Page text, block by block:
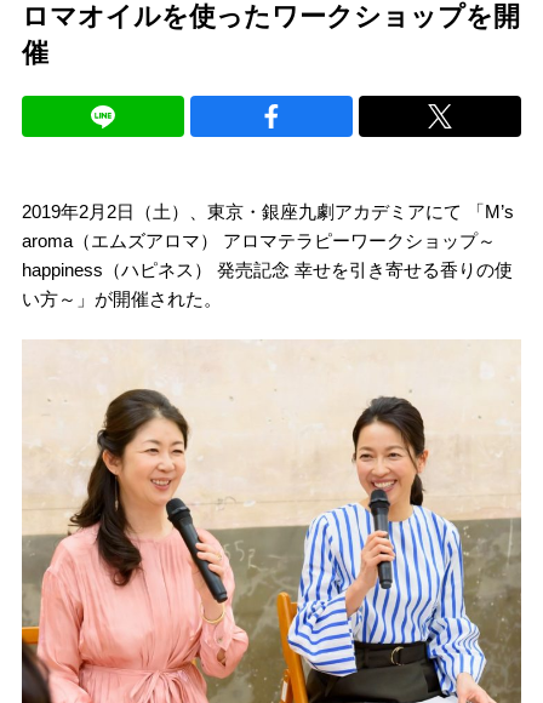
ロマオイルを使ったワークショップを開
催
2019年2月2日（土）、東京・銀座九劇アカデミアにて 「M’s
aroma（エムズアロマ） アロマテラピーワークショップ～
happiness（ハピネス） 発売記念 幸せを引き寄せる香りの使
い方～」が開催された。